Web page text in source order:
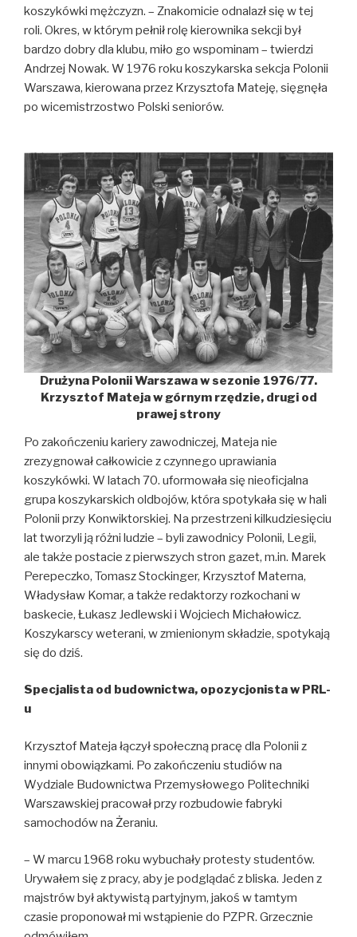
koszykówki mężczyzn. – Znakomicie odnalazł się w tej
roli. Okres, w którym pełnił rolę kierownika sekcji był
bardzo dobry dla klubu, miło go wspominam – twierdzi
Andrzej Nowak. W 1976 roku koszykarska sekcja Polonii
Warszawa, kierowana przez Krzysztofa Mateję, sięgnęła
po wicemistrzostwo Polski seniorów.
Drużyna Polonii Warszawa w sezonie 1976/77.
Krzysztof Mateja w górnym rzędzie, drugi od
prawej strony
Po zakończeniu kariery zawodniczej, Mateja nie
zrezygnował całkowicie z czynnego uprawiania
koszykówki. W latach 70. uformowała się nieoficjalna
grupa koszykarskich oldbojów, która spotykała się w hali
Polonii przy Konwiktorskiej. Na przestrzeni kilkudziesięciu
lat tworzyli ją różni ludzie – byli zawodnicy Polonii, Legii,
ale także postacie z pierwszych stron gazet, m.in. Marek
Perepeczko, Tomasz Stockinger, Krzysztof Materna,
Władysław Komar, a także redaktorzy rozkochani w
baskecie, Łukasz Jedlewski i Wojciech Michałowicz.
Koszykarscy weterani, w zmienionym składzie, spotykają
się do dziś.
Specjalista od budownictwa, opozycjonista w PRL-
u
Krzysztof Mateja łączył społeczną pracę dla Polonii z
innymi obowiązkami. Po zakończeniu studiów na
Wydziale Budownictwa Przemysłowego Politechniki
Warszawskiej pracował przy rozbudowie fabryki
samochodów na Żeraniu.
– W marcu 1968 roku wybuchały protesty studentów.
Urywałem się z pracy, aby je podglądać z bliska. Jeden z
majstrów był aktywistą partyjnym, jakoś w tamtym
czasie proponował mi wstąpienie do PZPR. Grzecznie